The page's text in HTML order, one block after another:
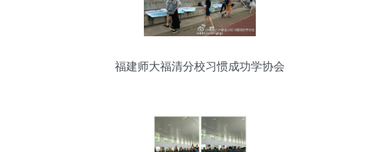
福建师大福清分校习惯成功学协会